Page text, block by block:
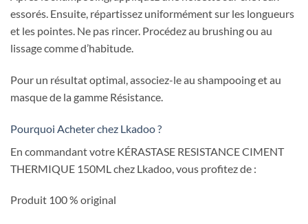
essorés. Ensuite, répartissez uniformément sur les longueurs
et les pointes. Ne pas rincer. Procédez au brushing ou au
lissage comme d’habitude.
Pour un résultat optimal, associez-le au shampooing et au
masque de la gamme Résistance.
Pourquoi Acheter chez Lkadoo ?
En commandant votre KÉRASTASE RESISTANCE CIMENT
THERMIQUE 150ML chez Lkadoo, vous profitez de :
Produit 100 % original